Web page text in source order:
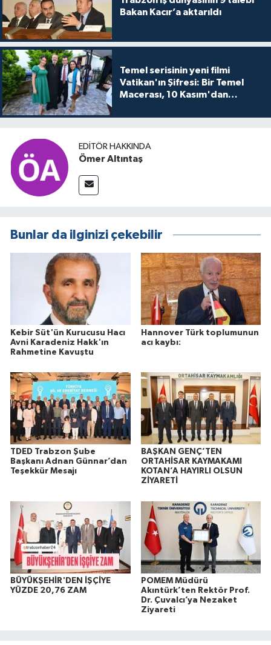
Bakan Kacır’a aktarıldı
Temel serisinin yeni filmi
Vatikan'ın Şifresi: Bir Temel
Macerası, 10 Kasım'dan
buluşuyo
EDITÖR HAKKINDA
Ömer Altıntaş
Bunlar da ilginizi çekebilir
Kebir Süt'ün Kurucusu Hacı
Avni Karadeniz Hakk'ın
Rahmetine Kavuştu
Hannover Türk toplumunun
acı kaybı:
TDED Trabzon Şube
Başkanı Adnan Günnar’dan
Teşekkür Mesajı
BAŞKAN GENÇ’TEN
ORTAHİSAR KAYMAKAMI
KOTAN’A HAYIRLI OLSUN
ZİYARETİ
BÜYÜKŞEHİR'DEN İŞÇİYE
YÜZDE 20,76 ZAM
POMEM Müdürü
Akıntürk’ten Rektör Prof.
Dr. Çuvalcı’ya Nezaket
Ziyareti